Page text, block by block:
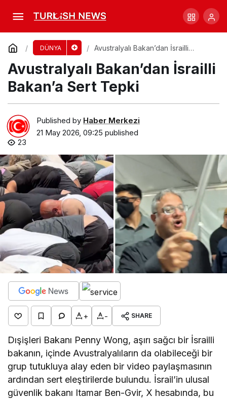
DÜNYA
Avustralyalı Bakan’dan İsrailli
Avustralyalı Bakan’dan İsrailli
Bakan’a Sert Tepki
Published by Haber Merkezi
21 May 2026, 09:25 published
23
+ - SHARE
Dışişleri Bakanı Penny Wong, aşırı sağcı bir İsrailli
bakanın, içinde Avustralyalıların da olabileceği bir
grup tutukluya alay eden bir video paylaşmasının
ardından sert eleştirilerde bulundu. İsrail’in ulusal
güvenlik bakanı Itamar Ben-Gvir, X hesabında, bu
Trump: İran’dan Yanıt Bekliyoruz, Ama Uzun
Değil!Comment Share